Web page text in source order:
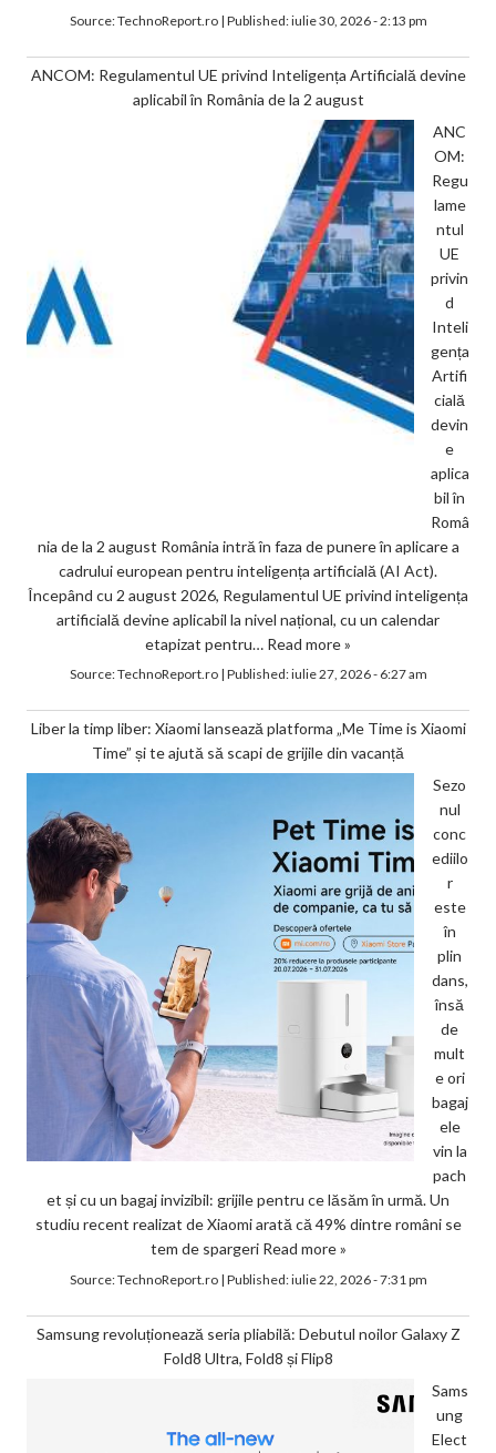
Source:TechnoReport.ro| Published:iulie 30, 2026 - 2:13 pm
ANCOM: Regulamentul UE privind Inteligența Artificială devine
aplicabil în România de la 2 august
ANC
OM:
Regu
lame
ntul
UE
privin
d
Inteli
gența
Artifi
cială
devin
e
aplica
bil în
Româ
nia de la 2 august România intră în faza de punere în aplicare a
cadrului european pentru inteligența artificială (AI Act).
Începând cu 2 august 2026, Regulamentul UE privind inteligența
artificială devine aplicabil la nivel național, cu un calendar
etapizat pentru… Read more »
Source:TechnoReport.ro| Published:iulie 27, 2026 - 6:27 am
Liber la timp liber: Xiaomi lansează platforma „Me Time is Xiaomi
Time” și te ajută să scapi de grijile din vacanță
Sezo
nul
conc
ediilo
r
este
în
plin
dans,
însă
de
mult
e ori
bagaj
ele
vin la
pach
et și cu un bagaj invizibil: grijile pentru ce lăsăm în urmă. Un
studiu recent realizat de Xiaomi arată că 49% dintre români se
tem de spargeri Read more »
Source:TechnoReport.ro| Published:iulie 22, 2026 - 7:31 pm
Samsung revoluționează seria pliabilă: Debutul noilor Galaxy Z
Fold8 Ultra, Fold8 și Flip8
Sams
ung
Elect